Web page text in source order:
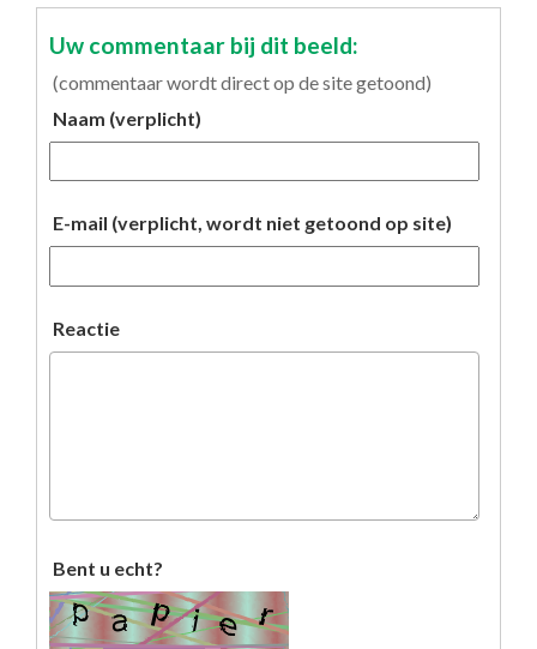
Uw commentaar bij dit beeld:
(commentaar wordt direct op de site getoond)
Naam (verplicht)
E-mail (verplicht, wordt niet getoond op site)
Reactie
Bent u echt?